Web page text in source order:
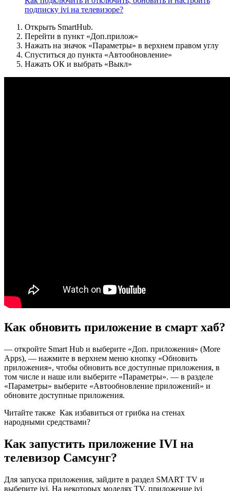
подписку ivi на телевизоре?
Открыть SmartHub.
Перейти в пункт «Доп.прилож»
Нажать на значок «Параметры» в верхнем правом углу
Спуститься до пункта «Автообновление»
Нажать ОК и выбрать «Выкл»
Как обновить приложение в смарт хаб?
— откройте Smart Hub и выберите «Доп. приложения» (More
Apps), — нажмите в верхнем меню кнопку «Обновить
приложения», чтобы обновить все доступные приложения, в
том числе и наше или выберите «Параметры». — в разделе
«Параметры» выберите «Автообновление приложений» и
обновите доступные приложения.
Читайте также Как избавиться от грибка на стенах
народными средствами?
Как запустить приложение IVI на
телевизор Самсунг?
Для запуска приложения, зайдите в раздел SMART TV и
выберите ivi. На некоторых моделях TV, приложение ivi